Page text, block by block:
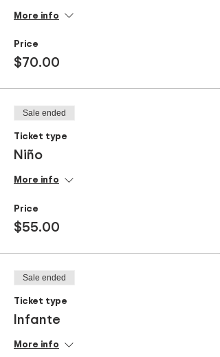
More info
Price
$70.00
Sale ended
Ticket type
Niño
More info
Price
$55.00
Sale ended
Ticket type
Infante
More info